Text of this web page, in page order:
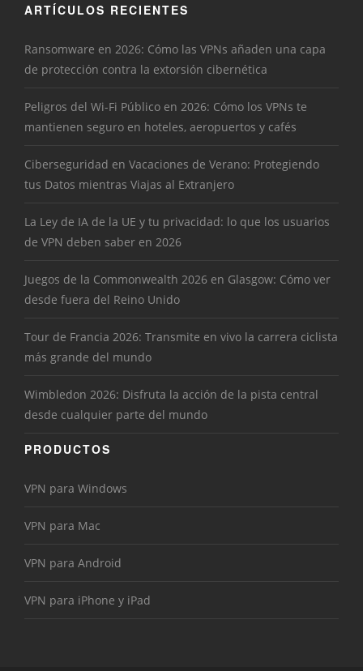
ARTÍCULOS RECIENTES
Ransomware en 2026: Cómo las VPNs añaden una capa
de protección contra la extorsión cibernética
Peligros del Wi-Fi Público en 2026: Cómo los VPNs te
mantienen seguro en hoteles, aeropuertos y cafés
Ciberseguridad en Vacaciones de Verano: Protegiendo
tus Datos mientras Viajas al Extranjero
La Ley de IA de la UE y tu privacidad: lo que los usuarios
de VPN deben saber en 2026
Juegos de la Commonwealth 2026 en Glasgow: Cómo ver
desde fuera del Reino Unido
Tour de Francia 2026: Transmite en vivo la carrera ciclista
más grande del mundo
Wimbledon 2026: Disfruta la acción de la pista central
desde cualquier parte del mundo
PRODUCTOS
VPN para Windows
VPN para Mac
VPN para Android
VPN para iPhone y iPad